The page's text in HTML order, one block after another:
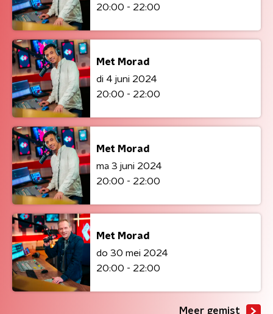
20:00 - 22:00
Met Morad
di 4 juni 2024
20:00 - 22:00
Met Morad
ma 3 juni 2024
20:00 - 22:00
Met Morad
do 30 mei 2024
20:00 - 22:00
Meer gemist